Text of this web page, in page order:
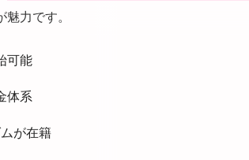
力です。
可能
体系
が在籍